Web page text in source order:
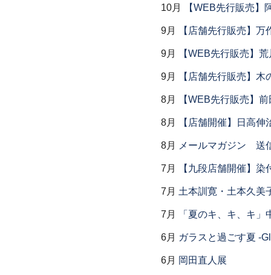
10月 【WEB先行販売】
9月 【店舗先行販売】万
9月 【WEB先行販売】
9月 【店舗先行販売】木
8月 【WEB先行販売】
8月 【店舗開催】日高
8月 メールマガジン 送
7月 【九段店舗開催】染
7月 土本訓寛・土本久美
7月 「夏のキ、キ、キ
6月 ガラスと過ごす夏 -
6月 岡田直人展